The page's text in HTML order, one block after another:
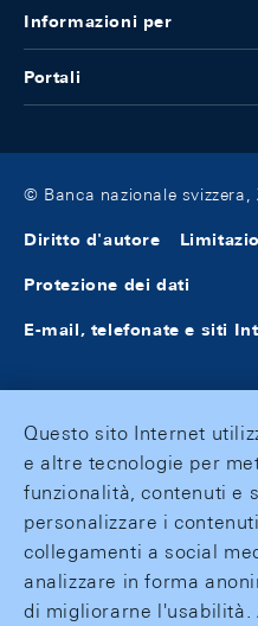
Informazioni per
Portali
© Banca nazionale svizzera,
Diritto d'autore
Protezione dei dati
E-mail, telefonate e siti
Questo sito Internet
e altre tecnologie per
funzionalità, contenuti e
personalizzare i
collegamenti a social
analizzare in forma
di migliorarne l'usabilità.